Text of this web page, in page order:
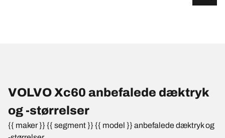
VOLVO Xc60 anbefalede dæktryk
og -størrelser
{{ maker }} {{ segment }} {{ model }} anbefalede dæktryk og